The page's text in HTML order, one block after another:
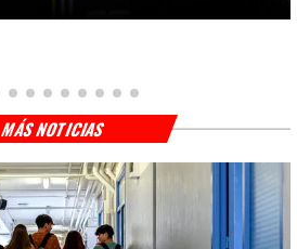
MÁS NOTICIAS